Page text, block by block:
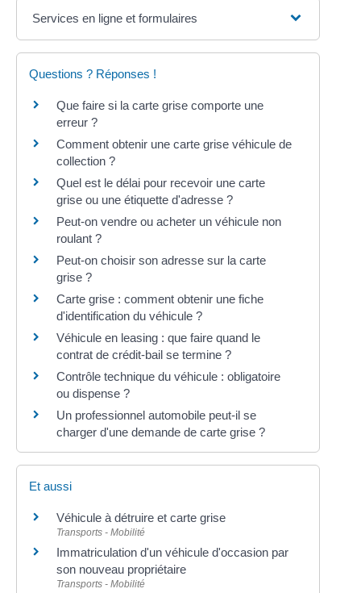
Services en ligne et formulaires
Questions ? Réponses !
Que faire si la carte grise comporte une
erreur ?
Comment obtenir une carte grise véhicule de
collection ?
Quel est le délai pour recevoir une carte
grise ou une étiquette d'adresse ?
Peut-on vendre ou acheter un véhicule non
roulant ?
Peut-on choisir son adresse sur la carte
grise ?
Carte grise : comment obtenir une fiche
d'identification du véhicule ?
Véhicule en leasing : que faire quand le
contrat de crédit-bail se termine ?
Contrôle technique du véhicule : obligatoire
ou dispense ?
Un professionnel automobile peut-il se
charger d'une demande de carte grise ?
Et aussi
Véhicule à détruire et carte grise
Transports - Mobilité
Immatriculation d'un véhicule d'occasion par
son nouveau propriétaire
Transports - Mobilité